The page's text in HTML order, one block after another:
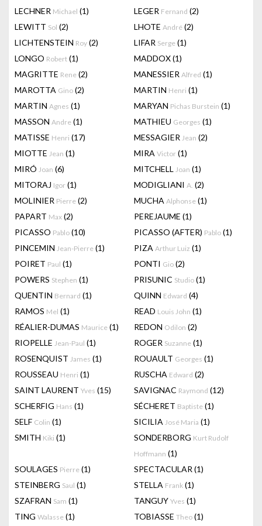
LECHNER Michael (1) LEGER Fernand (2)
LEWITT Sol (2) LHOTE André (2)
LICHTENSTEIN Roy (2) LIFAR Serge (1)
LONGO Robert (1) MADDOX(1)
MAGRITTE Rene (2) MANESSIER Alfred (1)
MAROTTA Gino (2) MARTIN Henri (1)
MARTIN Agnes (1) MARYAN Pichas Burstein (1)
MASSON Andre (1) MATHIEU Georges (1)
MATISSE Henri (17) MESSAGIER Jean (2)
MIOTTE Jean (1) MIRA Victor (1)
MIRÓ Joan (6) MITCHELL Joan (1)
MITORAJ Igor (1) MODIGLIANI A. (2)
MOLINIER Pierre (2) MUCHA Alphonse (1)
PAPART Max (2) PEREJAUME (1)
PICASSO Pablo (10) PICASSO (AFTER) Pablo (1)
PINCEMIN Jean-Pierre (1) PIZA Arthur Luiz (1)
POIRET Paul (1) PONTI Gio (2)
POWERS Stephen (1) PRISUNIC Studio (1)
QUENTIN Bernard (1) QUINN Edward (4)
RAMOS Mel (1) READ Louis John (1)
RÉALIER-DUMAS Maurice (1) REDON Odilon (2)
RIOPELLE Jean-Paul (1) ROGER Suzanne (1)
ROSENQUIST James (1) ROUAULT Georges (1)
ROUSSEAU Henri (1) RUSCHA Edward (2)
SAINT LAURENT Yves (15) SAVIGNAC Raymond (12)
SCHERFIG Hans (1) SÉCHERET Baptiste (1)
SELF Colin (1) SICILIA José Maria (1)
SMITH Kiki (1) SONDERBORG Kurt Rudolf
Hoffmann (1)
SOULAGES Pierre (1) SPECTACULAR (1)
STEINBERG Saul (1) STELLA Frank (1)
SZAFRAN Sam (1) TANGUY Yves (1)
TING Walasse (1) TOBIASSE Theo (1)